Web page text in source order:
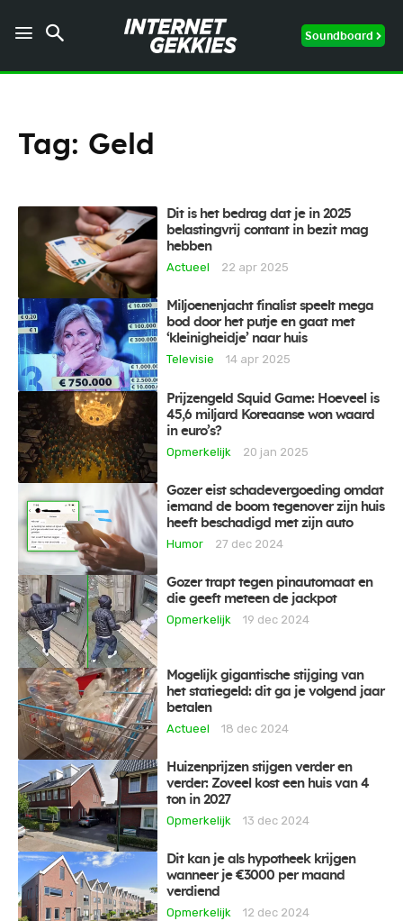
Soundboard
Tag: Geld
Dit is het bedrag dat je in 2025
belastingvrij contant in bezit mag
hebben
Actueel
22 apr 2025
Miljoenenjacht finalist speelt mega
bod door het putje en gaat met
‘kleinigheidje’ naar huis
Televisie
14 apr 2025
Prijzengeld Squid Game: Hoeveel is
45,6 miljard Koreaanse won waard
in euro’s?
Opmerkelijk
20 jan 2025
Gozer eist schadevergoeding omdat
iemand de boom tegenover zijn huis
heeft beschadigd met zijn auto
Humor
27 dec 2024
Gozer trapt tegen pinautomaat en
die geeft meteen de jackpot
Opmerkelijk
19 dec 2024
Mogelijk gigantische stijging van
het statiegeld: dit ga je volgend jaar
betalen
Actueel
18 dec 2024
Huizenprijzen stijgen verder en
verder: Zoveel kost een huis van 4
ton in 2027
Opmerkelijk
13 dec 2024
Dit kan je als hypotheek krijgen
wanneer je €3000 per maand
verdiend
Opmerkelijk
12 dec 2024